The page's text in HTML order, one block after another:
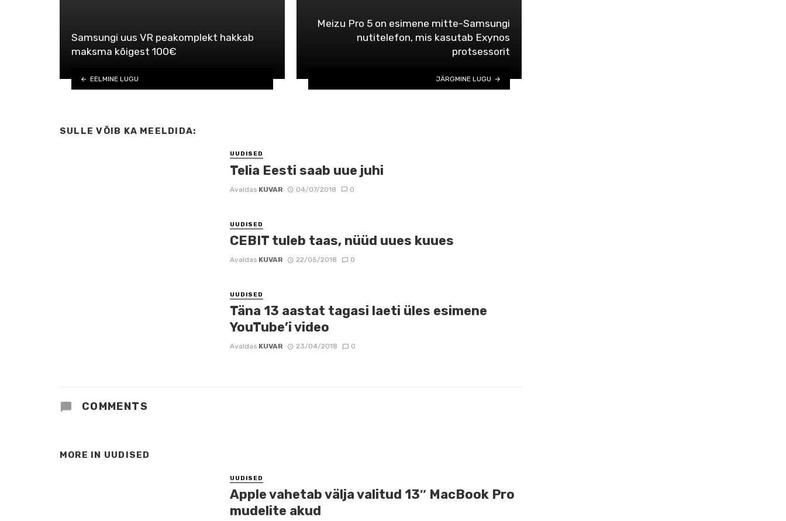
Samsungi uus VR peakomplekt hakkab
maksma kõigest 100€
EELMINE LUGU
Meizu Pro 5 on esimene mitte-Samsungi
nutitelefon, mis kasutab Exynos
protsessorit
JÄRGMINE LUGU
SULLE VÕIB KA MEELDIDA:
UUDISED
Telia Eesti saab uue juhi
Avaldas KUVAR 04/07/2018 0
UUDISED
CEBIT tuleb taas, nüüd uues kuues
Avaldas KUVAR 22/05/2018 0
UUDISED
Täna 13 aastat tagasi laeti üles esimene
YouTube’i video
Avaldas KUVAR 23/04/2018 0
COMMENTS
MORE IN UUDISED
UUDISED
Apple vahetab välja valitud 13″ MacBook Pro
mudelite akud